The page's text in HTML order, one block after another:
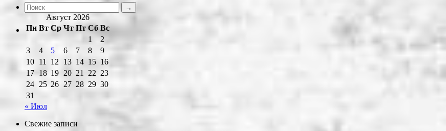
Август 2026
Пн Вт Ср Чт Пт Сб Вс
1
2
3
4 5 6 7 8
9
10 11 12 13 14 15 16
17 18 19 20 21 22 23
24 25 26 27 28 29 30
31
« Июл
Свежие записи